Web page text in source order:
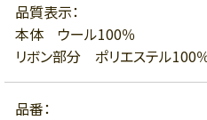
品質表示：
本体 ウール100％
リボン部分 ポリエステル100
品番：